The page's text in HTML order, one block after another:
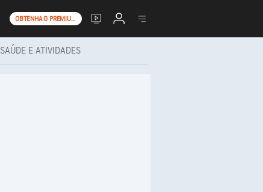
OBTENHA O PREMIUM+
SAÚDE E ATIVIDADES